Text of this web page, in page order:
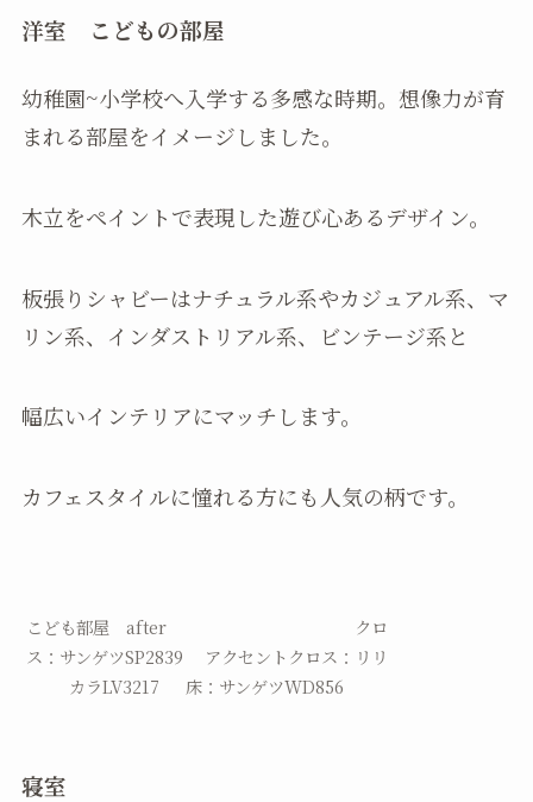
洋室 こどもの部屋
幼稚園~小学校へ入学する多感な時期。想像力が育
まれる部屋をイメージしました。
木立をペイントで表現した遊び心あるデザイン。
板張りシャビーはナチュラル系やカジュアル系、マ
リン系、インダストリアル系、ビンテージ系と
幅広いインテリアにマッチします。
カフェスタイルに憧れる方にも人気の柄です。
こども部屋 after クロ
ス：サンゲツSP2839 アクセントクロス：リリ
カラLV3217 床：サンゲツWD856
寝室